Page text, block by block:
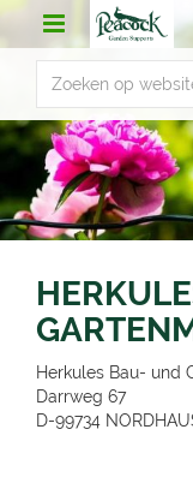
r
n
t
Herkules Bau- und
Darrweg 67
D-99734